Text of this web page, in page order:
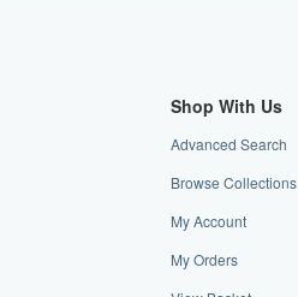
Shop With Us
Advanced Search
Browse Collections
My Account
My Orders